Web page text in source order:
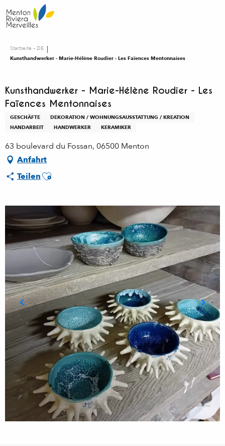
au
contenu
Startseite – DE
Kunsthandwerker - Marie-Hélène Roudier - Les Faïences Mentonnaises
Kunsthandwerker - Marie-Hélène Roudier - Les
Faïences Mentonnaises
GESCHÄFTE
DEKORATION / WOHNUNGSAUSSTATTUNG / KREATION
HANDARBEIT
HANDWERKER KERAMIKER
63 boulevard du Fossan, 06500 Menton
Anfahrt
TeilenAjouter aux favoris